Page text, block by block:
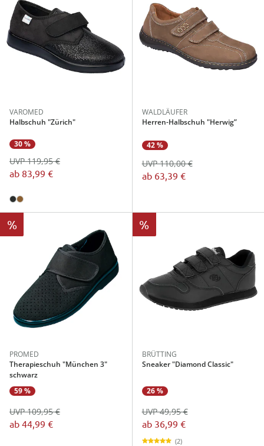
VAROMED
Halbschuh "Zürich"
30 %
ab 83,99 €
UVP 119,95 €
WALDLÄUFER
Herren-Halbschuh "Herwig”
42 %
ab 63,39 €
UVP 110,00 €
%
PROMED
Therapieschuh "München 3"
schwarz
59 %
ab 44,99 €
UVP 109,95 €
%
BRÜTTING
Sneaker "Diamond Classic"
26 %
ab 36,99 €
UVP 49,95 €
(2)